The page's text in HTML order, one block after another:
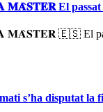
El passat cap
🇪🇸 El passat
s’ha disputat la